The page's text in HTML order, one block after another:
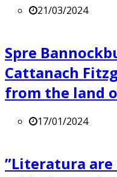
21/03/2024
Spre
Cattanach
from the land
17/01/2024
”Literatura are